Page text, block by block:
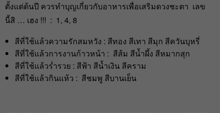
ตั้งแต่ต้นปี ควรทำบุญเกี่ยวกับอาหารเพื่อเสริมดวงชะตา เลข
นี้สิ … เฮง !!! : 1, 4, 8
สีที่ใช้แล้วความรักสมหวัง : สีทอง สีเทา สีมุก สีควันบุหรี่
สีที่ใช้แล้วการงานก้าวหน้า : สีส้ม สีน้ำผึ้ง สีหมากสุก
สีที่ใช้แล้วร่ำรวย : สีฟ้า สีน้ำเงิน สีคราม
สีที่ใช้แล้วกินแห้ว : สีชมพู สีบานเย็น